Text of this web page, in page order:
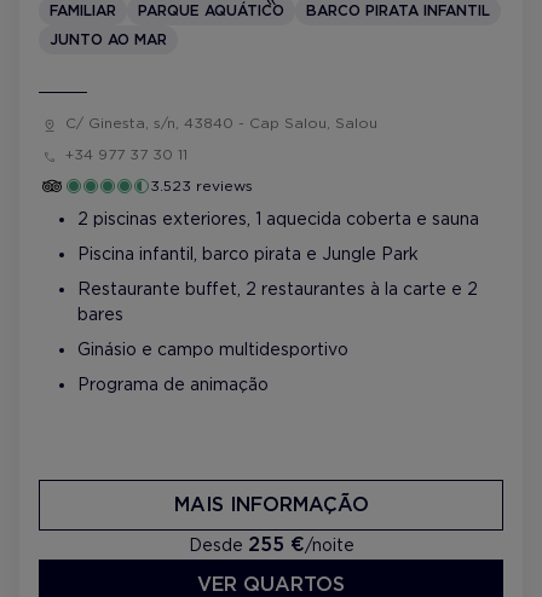
FAMILIAR PARQUE AQUÁTICO
BARCO PIRATA INFANTIL
JUNTO AO MAR
C/ Ginesta, s/n, 43840 - Cap Salou, Salou
+34 977 37 30 11
3.523 reviews
2 piscinas exteriores, 1 aquecida coberta e sauna
Piscina infantil, barco pirata e Jungle Park
Restaurante buffet, 2 restaurantes à la carte e 2
bares
Ginásio e campo multidesportivo
Programa de animação
Desde 255 €/noite
MAIS INFORMAÇÃO
VER QUARTOS